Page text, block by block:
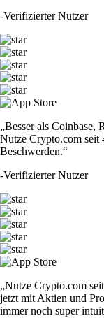
-Verifizierter Nutzer
„Besser als Coinbase,
Nutze Crypto.com seit
Beschwerden.“
-Verifizierter Nutzer
„Nutze Crypto.com
jetzt mit Aktien und
immer noch super